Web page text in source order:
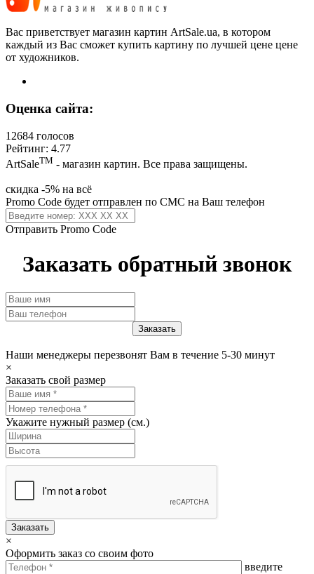
Вас приветствует магазин картин ArtSale.ua, в котором
каждый из Вас сможет купить картину по лучшей цене цене
от художников.
Оценка сайта:
12684 голосов
Рейтинг: 4.77
ArtSaleТМ - магазин картин. Все права защищены.
скидка -5% на всё
Promo Code будет отправлен по СМС на Ваш телефон
Отправить Promo Code
Заказать обратный звонок
Наши менеджеры перезвонят Вам в течение 5-30 минут
×
Заказать свой размер
Укажите нужный размер (см.)
Заказать
×
Оформить заказ со своим фото
введите